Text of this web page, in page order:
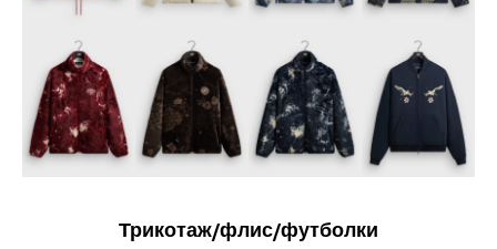
Трикотаж/флис/футболки